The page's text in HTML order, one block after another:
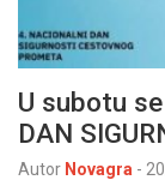
U subotu
DAN
Autor Novagra -